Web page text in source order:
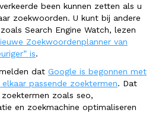
been kunnen zetten als u
zoekwoorden. U kunt bij andere
Search Engine Watch, lezen
Zoekwoordenplanner van
is.
dat Google is begonnen met
passende zoektermen. Dat
zoals seo,
en zoekmachine optimaliseren